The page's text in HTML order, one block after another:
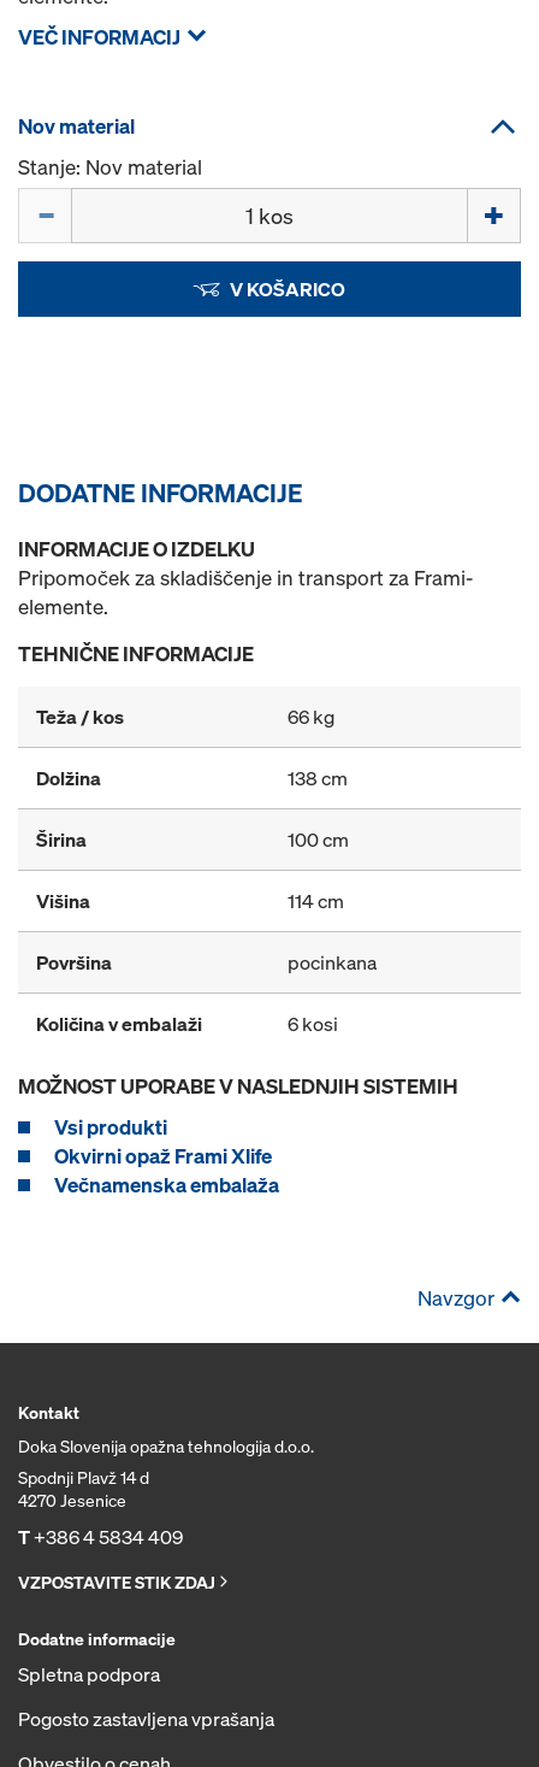
VEČ INFORMACIJ
Nov material
Stanje: Nov material
V KOŠARICO
DODATNE INFORMACIJE
INFORMACIJE O IZDELKU
Pripomoček za skladiščenje in transport za Frami-
elemente.
TEHNIČNE INFORMACIJE
Teža / kos 66 kg
Dolžina 138 cm
Širina 100 cm
Višina 114 cm
Površina pocinkana
Količina v embalaži 6 kosi
MOŽNOST UPORABE V NASLEDNJIH SISTEMIH
Vsi produkti
Okvirni opaž Frami Xlife
Večnamenska embalaža
Navzgor
Kontakt
Doka Slovenija opažna tehnologija d.o.o.
Spodnji Plavž 14 d
4270 Jesenice
T+386 4 5834 409
VZPOSTAVITE STIK ZDAJ
Dodatne informacije
Spletna podpora
Pogosto zastavljena vprašanja